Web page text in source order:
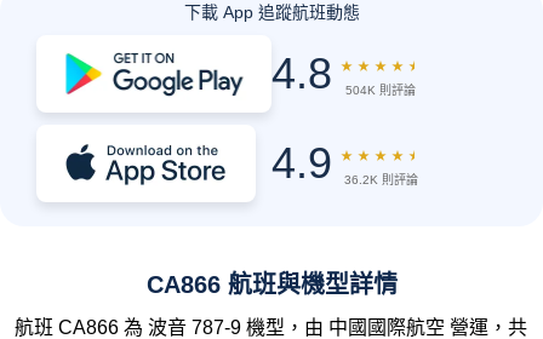
下載 App 追蹤航班動態
4.8 ★ ★ ★ ★ ★
504K 則評論
4.9 ★ ★ ★ ★ ★
36.2K 則評論
CA866 航班與機型詳情
航班 CA866 為 波音 787-9 機型，由 中國國際航空 營運，共